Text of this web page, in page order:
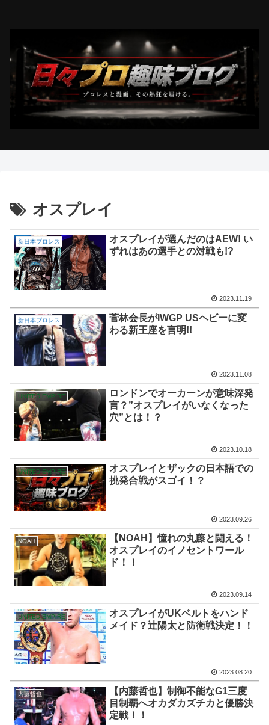
オスプレイ
新日本プロレス
オスプレイが選んだのはAEW! い
ずれはあの選手との対戦も!?
2023.11.19
新日本プロレス
菅林会長がIWGP USヘビーに変
わる新王座を言明!!
2023.11.08
UNITED EMPIRE
ロンドンでオーカーンが意味深発
言？”オスプレイがいなくなった
穴”とは！？
2023.10.18
UNITED EMPIRE
オスプレイとザックの日本語での
挑発合戦がスゴイ！？
2023.09.26
NOAH
【NOAH】憧れの丸藤と闘える！
オスプレイのイノセントワール
ド！！
2023.09.14
UNITED EMPIRE
オスプレイがUKベルトをハンド
メイド？辻陽太と防衛戦決定！！
2023.08.20
内藤哲也
【内藤哲也】制御不能なG1三度
目制覇へオカダカズチカと優勝決
定戦！！